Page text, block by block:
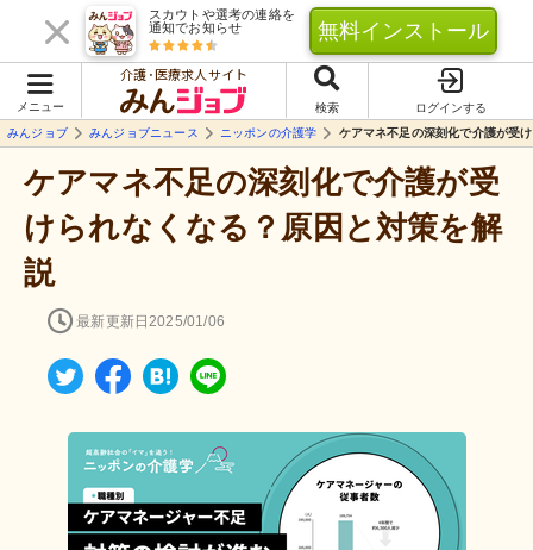
スカウトや選考の連絡を
通知でお知らせ
無料インストール
メニュー
介護･医療求人サイト
検索
ログインする
みんジョブ
みんジョブニュース ニッポンの介護学 ケアマネ不足の深刻化で介護が受
ケアマネ不足の深刻化で介護が受
けられなくなる？原因と対策を解
説
最新更新日2025/01/06